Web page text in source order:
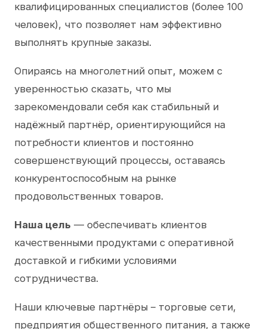
квалифицированных специалистов (более 100
человек), что позволяет нам эффективно
выполнять крупные заказы.
Опираясь на многолетний опыт, можем с
уверенностью сказать, что мы
зарекомендовали себя как стабильный и
надёжный партнёр, ориентирующийся на
потребности клиентов и постоянно
совершенствующий процессы, оставаясь
конкурентоспособным на рынке
продовольственных товаров.
Наша цель — обеспечивать клиентов
качественными продуктами с оперативной
доставкой и гибкими условиями
сотрудничества.
Наши ключевые партнёры – торговые сети,
предприятия общественного питания, а также